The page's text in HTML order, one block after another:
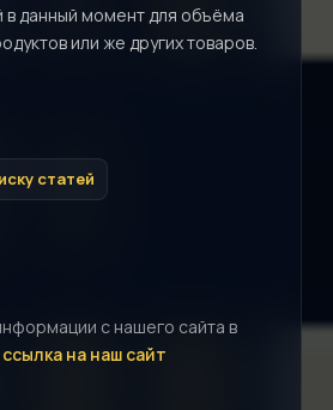
в данный момент для объёма
или же других товаров.
статей
с нашего сайта в
ссылка на наш сайт